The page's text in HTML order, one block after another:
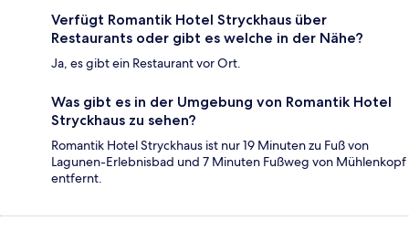
Verfügt Romantik Hotel Stryckhaus über
Restaurants oder gibt es welche in der Nähe?
Ja, es gibt ein Restaurant vor Ort.
Was gibt es in der Umgebung von Romantik Hotel
Stryckhaus zu sehen?
Romantik Hotel Stryckhaus ist nur 19 Minuten zu Fuß von
Lagunen-Erlebnisbad und 7 Minuten Fußweg von Mühlenkopf
entfernt.